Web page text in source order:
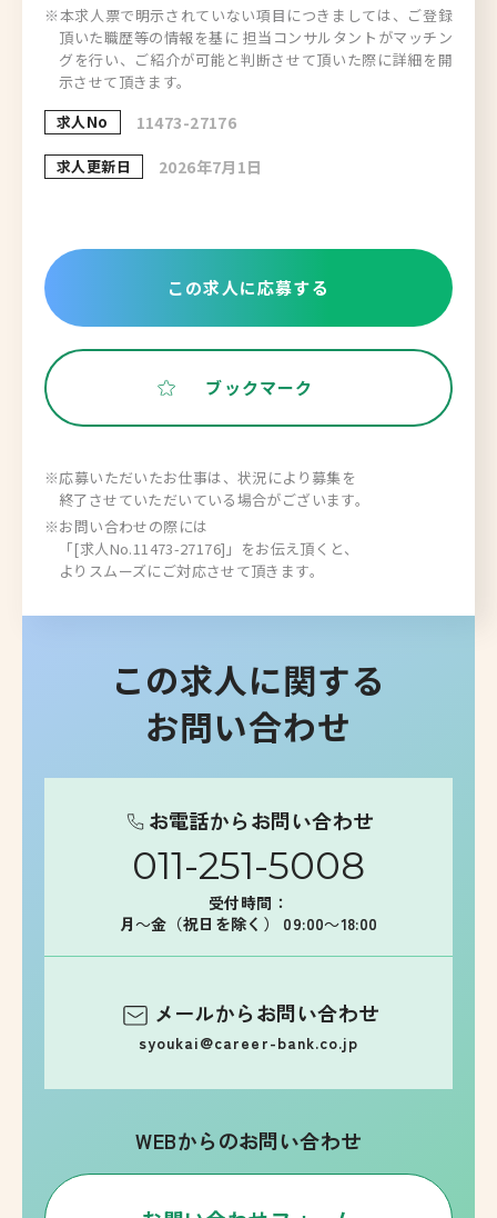
※本求人票で明示されていない項目につきましては、ご登録
頂いた職歴等の情報を基に 担当コンサルタントがマッチン
グを行い、ご紹介が可能と判断させて頂いた際に詳細を開
示させて頂きます。
求人No
11473-27176
求人更新日 2026年7月1日
この求人に応募する
ブックマーク
※応募いただいたお仕事は、状況により募集を
終了させていただいている場合がございます。
※お問い合わせの際には
「[求人No.11473-27176]」をお伝え頂くと、
よりスムーズにご対応させて頂きます。
この求人に関する
お問い合わせ
お電話からお問い合わせ
011-251-5008
受付時間：
月～金（祝日を除く） 09:00～18:00
メールからお問い合わせ
syoukai@career-bank.co.jp
WEBからのお問い合わせ